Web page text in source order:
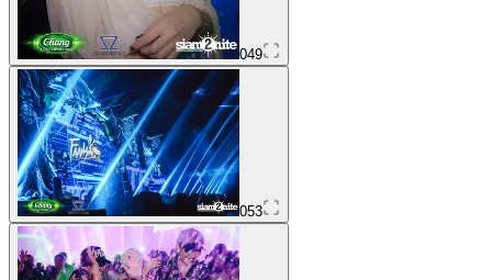
049
053